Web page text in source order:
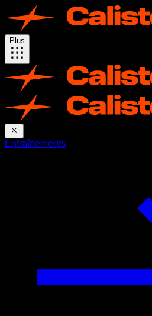
Plus
Entraînements